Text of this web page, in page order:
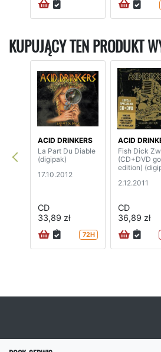
KUPUJĄCY TEN PRODUKT
ACID DRINKERS
La Part Du Diable
(digipak)
17.10.2012
CD
33,89 zł
72H
ACID
Fish Dick
(CD+DVD
edition)
2.12.2011
CD
36,89 zł